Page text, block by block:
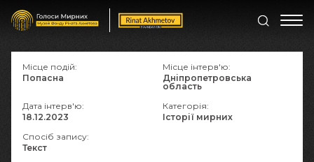
Місце подій:
Попасна
Місце інтерв'ю:
Дніпропетровська
область
Дата інтерв'ю:
18.12.2023
Категорія:
Історії мирних
Спосіб запису:
Текст